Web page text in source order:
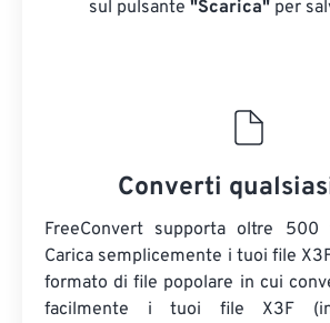
sul pulsante "Scarica" ​​per
Converti
FreeConvert supporta oltre
Carica semplicemente i tuoi file
formato di file popolare in cui
facilmente i tuoi file X3F